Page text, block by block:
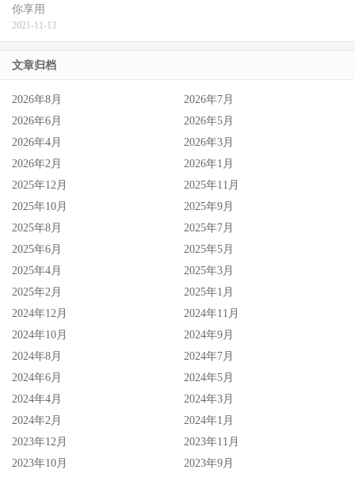
你享用
2021-11-13
文章归档
2026年8月
2026年7月
2026年6月
2026年5月
2026年4月
2026年3月
2026年2月
2026年1月
2025年12月
2025年11月
2025年10月
2025年9月
2025年8月
2025年7月
2025年6月
2025年5月
2025年4月
2025年3月
2025年2月
2025年1月
2024年12月
2024年11月
2024年10月
2024年9月
2024年8月
2024年7月
2024年6月
2024年5月
2024年4月
2024年3月
2024年2月
2024年1月
2023年12月
2023年11月
2023年10月
2023年9月